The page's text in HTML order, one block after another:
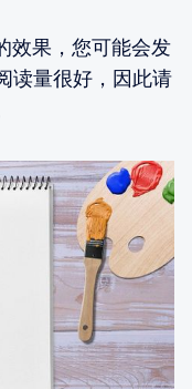
果，您可能会发
读量很好，因此请